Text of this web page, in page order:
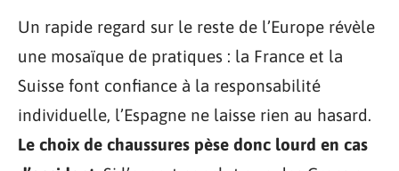
Un rapide regard sur le reste de l’Europe révèle
une mosaïque de pratiques : la France et la
Suisse font confiance à la responsabilité
individuelle, l’Espagne ne laisse rien au hasard.
Le choix de chaussures pèse donc lourd en cas